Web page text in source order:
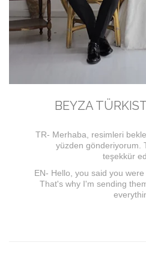
BEYZA
TR- Merhaba, resimleri
yüzden gönderiyorum.
teşekkür
EN- Hello, you said you
That's why I'm sending